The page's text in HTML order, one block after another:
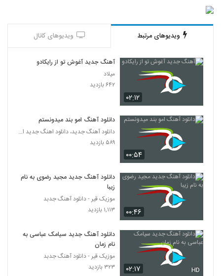
۱,۵۷۳ بازدید
دانلود آهنگ مرتضی سرمدی آغلاما اورگیم
(Morteza Sarmadi Aghlama Urayim)
Asghari Lo Raft)
موزیک زیبای اهل عاشقی از فرزاد فرخ
586
آهنگ محمدرضا هدایتی بنام عطر تو
موزیک زیبای عزیزم از حامد محضرنیا
Amin Karimi Ghermez Gooneh
۶۷۸ بازدید
ویدیوهای مرتبط ویدیوهای کانال
۰۲:۱۲
آهنگ جدید آغوش تو از رایکادو
میلاد
۶۴۲ بازدید
۰۰:۵۴
دانلود آهنگ امو بند میدونستم
دانلود آهنگ جدید، دانلود اهنگ جدید ایرانی
۵۸۹ بازدید
۰۰:۴۶
دانلود آهنگ جدید مجید رضوی به نام
زیبا
موزیک قیر - دانلود آهنگ جدبد
۱,۱۱۳ بازدید
۰۲:۱۷ HD
دانلود آهنگ جدید سیامک عباسی به
نام زمان
موزیک قیر - دانلود آهنگ جدبد
۳۲۳ بازدید